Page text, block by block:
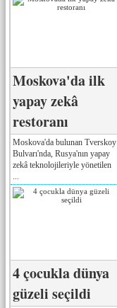
Moskova'da ilk
yapay zekâ
restoranı
Moskova'da bulunan Tverskoy
Bulvarı'nda, Rusya'nın yapay
zekâ teknolojileriyle yönetilen
4 çocukla dünya
güzeli seçildi